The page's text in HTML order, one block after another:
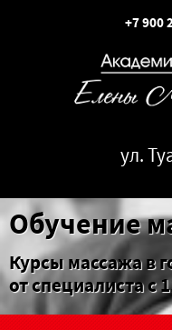
ул.
+7 900
Обучение
Курсы массажа в
от специалиста с